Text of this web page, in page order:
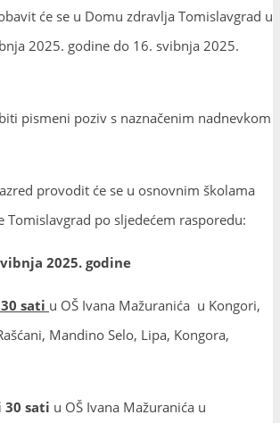
će se u Domu zdravlja Tomislavgrad u
2025. godine do 16. svibnja 2025.
pismeni poziv s naznačenim nadnevkom
provodit će se u osnovnim školama
Tomislavgrad po sljedećem rasporedu:
nja 2025. godine
sati u OŠ Ivana Mažuranića u Kongori,
Mandino Selo, Lipa, Kongora,
30 sati u OŠ Ivana Mažuranića u